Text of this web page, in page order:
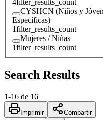
CYSHCN (Niños y
Específicas)
1filter_results_count
Mujeres / Niñas
1filter_results_count
Search Results
1-16 de 16
Imprimir Compartir